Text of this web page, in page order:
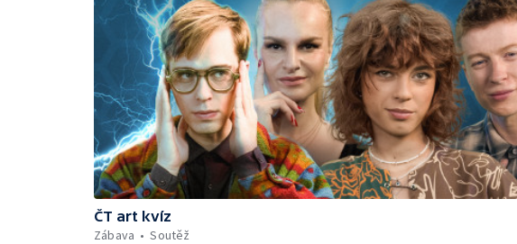
ČT art kvíz
Zábava
Soutěž